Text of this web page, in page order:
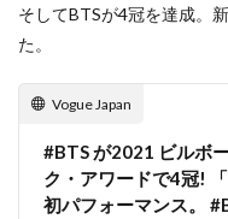
そしてBTSが4冠を達成。
た。
Vogue Japan
#BTS が2021 ビルボ
ク・アワードで4冠!
初パフォーマンス。